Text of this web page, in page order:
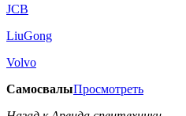
JCB
LiuGong
Volvo
СамосвалыПросмотреть